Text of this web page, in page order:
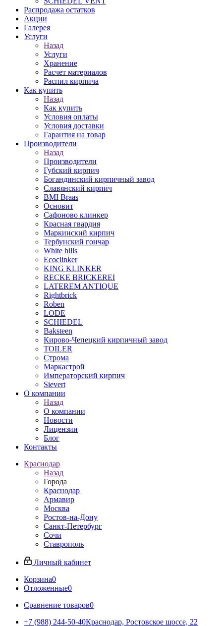
Распродажа остатков
Акции
Галерея
Услуги
Назад
Услуги
Хранение
Расчет материалов
Распил кирпича
Как купить
Назад
Как купить
Условия оплаты
Условия доставки
Гарантия на товар
Производители
Назад
Производители
Губский кирпич
Богандинский кирпичный завод
Славянский кирпич
BMI Braas
Основит
Сафоново клинкер
Красная гвардия
Маркинский кирпич
Тербунский гончар
White hills
Ecoclinker
KING KLINKER
RECKE BRICKEREI
LATEREM ANTIQUE
Rightbrick
Roben
LODE
SCHIEDEL
Baksteen
Кирово-Чепецкий кирпичный завод
TOILER
Строма
Маркастрой
Императорский кирпич
Sievert
О компании
Назад
О компании
Новости
Лицензии
Блог
Контакты
Краснодар
Назад
Города
Краснодар
Армавир
Москва
Ростов-на-Дону
Санкт-Петербург
Сочи
Ставрополь
Личный кабинет
Корзина0
Отложенные0
Сравнение товаров0
+7 (988) 244-50-40Краснодар, Ростовское шоссе, 22